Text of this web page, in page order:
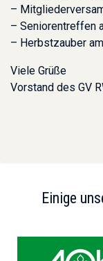
–
– Seniorentreffen
– Herbstzauber
Viele Grüße
Vorstand des GV
Einige